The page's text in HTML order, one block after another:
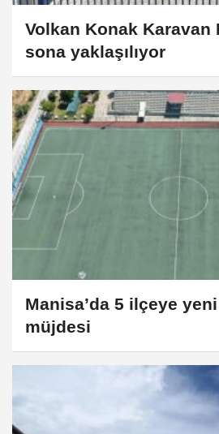
Volkan Konak Karavan
sona yaklaşılıyor
Manisa’da 5 ilçeye
müjdesi